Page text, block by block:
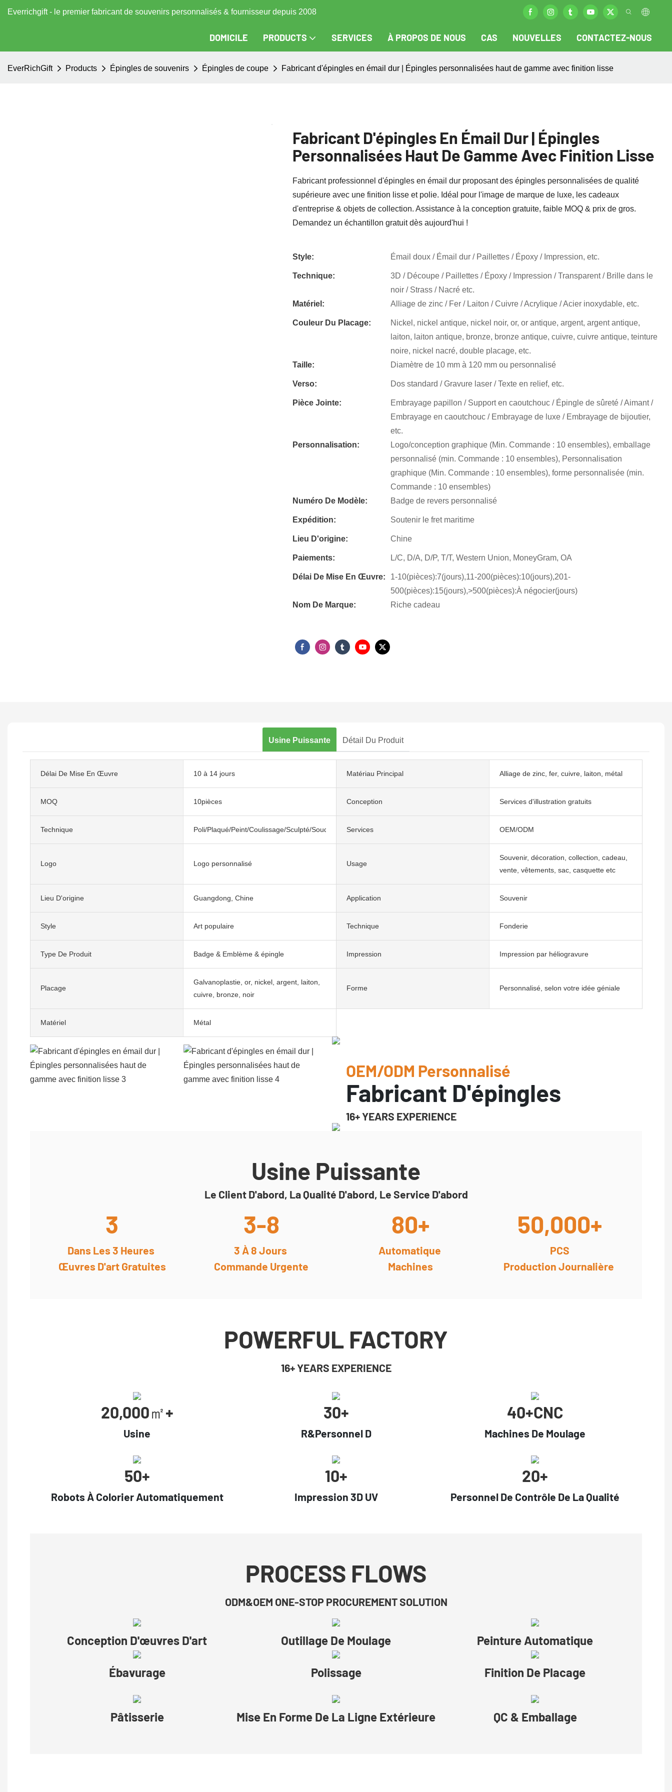
Everrichgift - le premier fabricant de souvenirs personnalisés & fournisseur depuis 2008
DOMICILE PRODUCTS SERVICES À PROPOS DE NOUS CAS NOUVELLES CONTACTEZ-NOUS
EverRichGift Products Épingles de souvenirs Épingles de coupe Fabricant d'épingles en émail dur | Épingles personnalisées haut de gamme avec finition lisse
Fabricant D'épingles En Émail Dur | Épingles
Personnalisées Haut De Gamme Avec Finition Lisse
Fabricant professionnel d'épingles en émail dur proposant des épingles personnalisées de qualité
supérieure avec une finition lisse et polie. Idéal pour l'image de marque de luxe, les cadeaux
d'entreprise & objets de collection. Assistance à la conception gratuite, faible MOQ & prix de gros.
Demandez un échantillon gratuit dès aujourd'hui !
Style: Émail doux / Émail dur / Paillettes / Époxy / Impression, etc.
Technique:
3D / Découpe / Paillettes / Époxy / Impression / Transparent / Brille dans le
noir / Strass / Nacré etc.
Matériel:
Alliage de zinc / Fer / Laiton / Cuivre / Acrylique / Acier inoxydable, etc.
Couleur Du Placage:
Nickel, nickel antique, nickel noir, or, or antique, argent, argent antique,
laiton, laiton antique, bronze, bronze antique, cuivre, cuivre antique, teinture
noire, nickel nacré, double placage, etc.
Taille:
Diamètre de 10 mm à 120 mm ou personnalisé
Verso: Dos standard / Gravure laser / Texte en relief, etc.
Pièce Jointe:
Embrayage papillon / Support en caoutchouc / Épingle de sûreté / Aimant /
Embrayage en caoutchouc / Embrayage de luxe / Embrayage de bijoutier,
etc.
Personnalisation:
Logo/conception graphique (Min. Commande : 10 ensembles), emballage
personnalisé (min. Commande : 10 ensembles), Personnalisation
graphique (Min. Commande : 10 ensembles), forme personnalisée (min.
Commande : 10 ensembles)
Numéro De Modèle:
Badge de revers personnalisé
Expédition: Soutenir le fret maritime
Lieu D'origine: Chine
Paiements: L/C, D/A, D/P, T/T, Western Union, MoneyGram, OA
Délai De Mise En Œuvre:
1-10(pièces):7(jours),11-200(pièces):10(jours),201-
500(pièces):15(jours),>500(pièces):À négocier(jours)
Nom De Marque:
Riche cadeau
Usine Puissante Détail Du Produit
Délai De Mise En Œuvre 10 à 14 jours Matériau Principal Alliage de zinc, fer, cuivre, laiton, métal
MOQ 10pièces Conception Services d'illustration gratuits
Technique Poli/Plaqué/Peint/Coulissage/Sculpté/Soudage/Sablage
Services OEM/ODM
Logo Logo personnalisé Usage
Souvenir, décoration, collection, cadeau,
vente, vêtements, sac, casquette etc
Lieu D'origine Guangdong, Chine Application Souvenir
Style Art populaire Technique Fonderie
Type De Produit Badge & Emblème & épingle Impression Impression par héliogravure
Placage
Galvanoplastie, or, nickel, argent, laiton,
cuivre, bronze, noir
Forme Personnalisé, selon votre idée géniale
Matériel Métal
OEM/ODM Personnalisé
Fabricant D'épingles
16+ YEARS EXPERIENCE
Usine Puissante
Le Client D'abord, La Qualité D'abord, Le Service D'abord
3
Dans Les 3 Heures
Œuvres D'art Gratuites
3-8
3 À 8 Jours
Commande Urgente
80+
Automatique
Machines
50,000+
PCS
Production Journalière
POWERFUL FACTORY
16+ YEARS EXPERIENCE
20,000㎡+
Usine
30+
R&Personnel D
40+cNC
Machines De Moulage
50+
Robots À Colorier Automatiquement
10+
Impression 3D UV
20+
Personnel De Contrôle De La Qualité
PROCESS FLOWS
ODM&OEM ONE-STOP PROCUREMENT SOLUTION
Conception D'œuvres D'art Outillage De Moulage Peinture Automatique
Ébavurage Polissage Finition De Placage
Pâtisserie Mise En Forme De La Ligne Extérieure QC & Emballage